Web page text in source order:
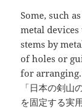
Some, such
metal
stems by
of holes or
for arranging.
「日本の剣
を固定する実